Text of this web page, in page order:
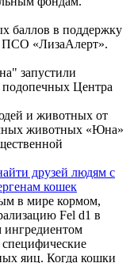
баллов в поддержку
ПСО «ЛизаАлерт».
запустили
Центра
и животных от
животных «Юна»
друзей людям с
кошек
в мире кормом,
Fel d1 в
специфические
яиц. Когда кошки